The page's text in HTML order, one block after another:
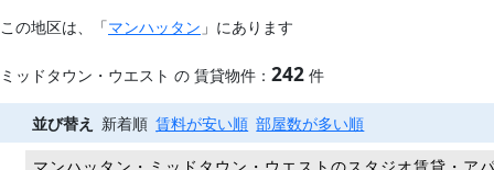
この地区は、「マンハッタン 」にあります
ミッドタウン・ウエスト の 賃貸物件： 242 件
並び替え 新着順 賃料が安い順 部屋数が多い順